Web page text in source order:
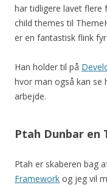
har tidligere lavet flere
child themes til
er en fantastisk flink
Han holder til på
hvor man også kan se
arbejde.
Ptah Dunbar en
Ptah er skaberen bag
Framework og jeg vil